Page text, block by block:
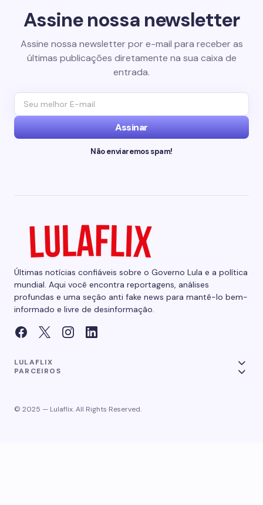
Assine nossa newsletter
Assine nossa newsletter por e-mail para receber as
últimas publicações diretamente na sua caixa de
entrada.
Assinar
Não enviaremos spam!
Últimas notícias confiáveis sobre o Governo Lula e a política
mundial. Aqui você encontra reportagens, análises
profundas e uma seção anti fake news para mantê-lo bem-
informado e livre de desinformação.
LULAFLIX
PARCEIROS
© 2025 — Lulaflix. All Rights Reserved.